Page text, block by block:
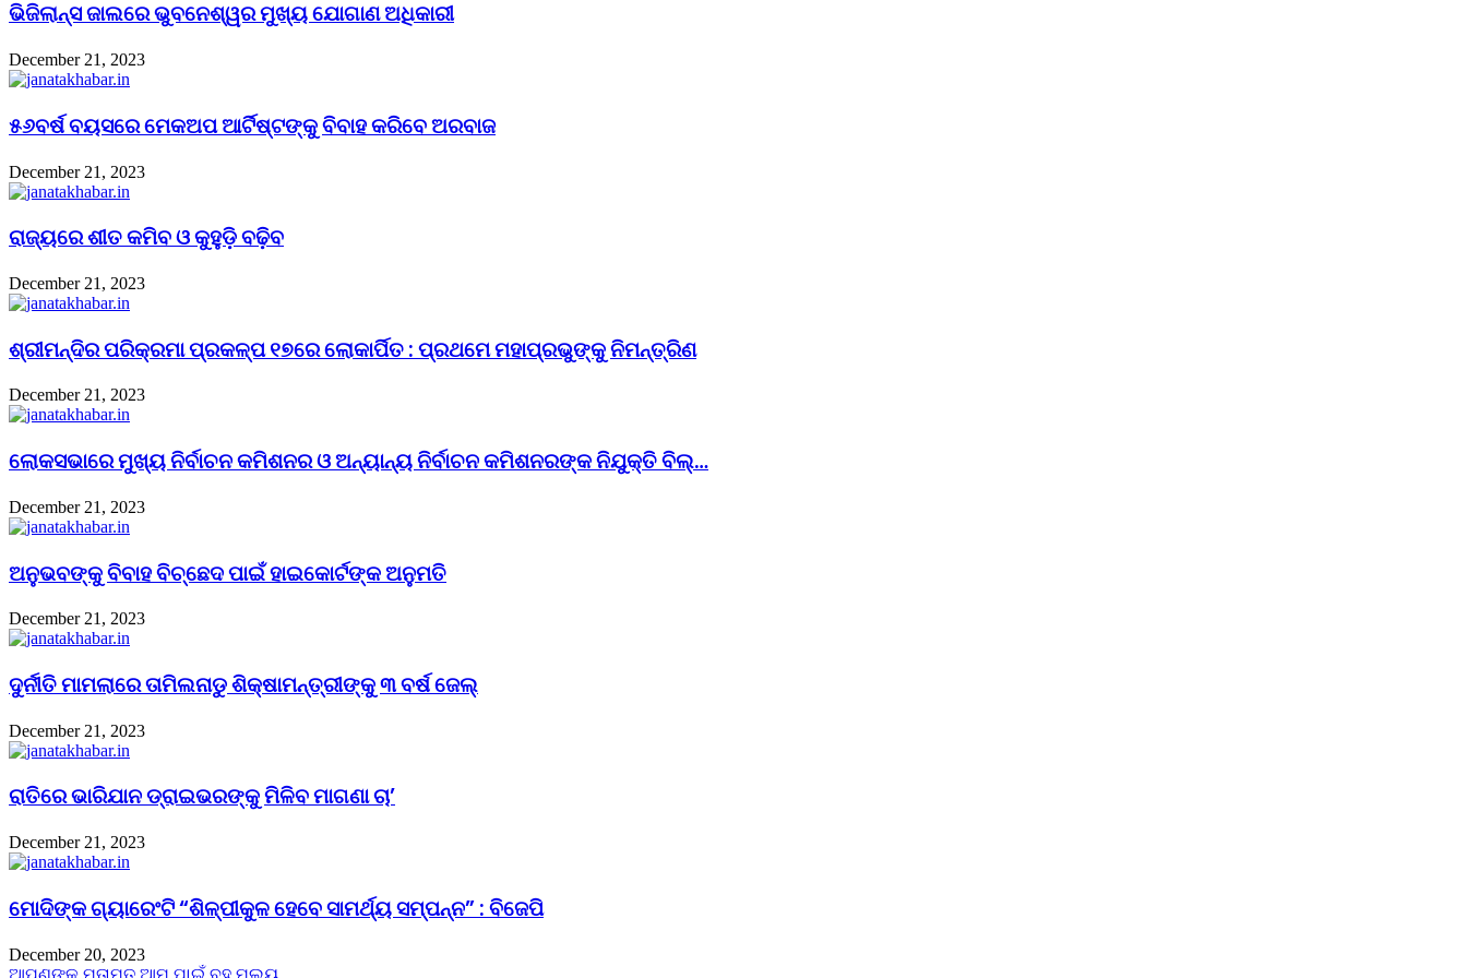
ଭିଜିଲାନ୍ସ ଜାଲରେ ଭୁବନେଶ୍ୱର ମୁଖ୍ୟ ଯୋଗାଣ ଅଧିକାରୀ
December 21, 2023
୫୬ବର୍ଷ ବୟସରେ ମେକଅପ ଆର୍ଟିଷ୍ଟଙ୍କୁ ବିବାହ କରିବେ ଅରବାଜ
December 21, 2023
ରାଜ୍ୟରେ ଶୀତ କମିବ ଓ କୁହୁଡ଼ି ବଢ଼ିବ
December 21, 2023
ଶ୍ରୀମନ୍ଦିର ପରିକ୍ରମା ପ୍ରକଳ୍ପ ୧୭ରେ ଲୋକାର୍ପିତ : ପ୍ରଥମେ ମହାପ୍ରଭୁଙ୍କୁ ନିମନ୍ତ୍ରିଣ
December 21, 2023
ଲୋକସଭାରେ ମୁଖ୍ୟ ନିର୍ବାଚନ କମିଶନର ଓ ଅନ୍ୟାନ୍ୟ ନିର୍ବାଚନ କମିଶନରଙ୍କ ନିଯୁକ୍ତି ବିଲ୍…
December 21, 2023
ଅନୁଭବଙ୍କୁ ବିବାହ ବିଚ୍ଛେଦ ପାଇଁ ହାଇକୋର୍ଟଙ୍କ ଅନୁମତି
December 21, 2023
ଦୁର୍ନୀତି ମାମଲାରେ ତାମିଲନାଡୁ ଶିକ୍ଷାମନ୍ତ୍ରୀଙ୍କୁ ୩ ବର୍ଷ ଜେଲ୍‌
December 21, 2023
ରାତିରେ ଭାରିଯାନ ଡ୍ରାଇଭରଙ୍କୁ ମିଳିବ ମାଗଣା ଚା’
December 21, 2023
ମୋଦିଙ୍କ ଗ୍ୟାରେଂଟି “ଶିଳ୍ପୀକୁଳ ହେବେ ସାମର୍ଥ୍ୟ ସମ୍ପନ୍ନ” : ବିଜେପି
December 20, 2023
ଆପଣଙ୍କ ମତାମତ ଆମ ପାଇଁ ବହୁ ମୁଲ୍ୟ